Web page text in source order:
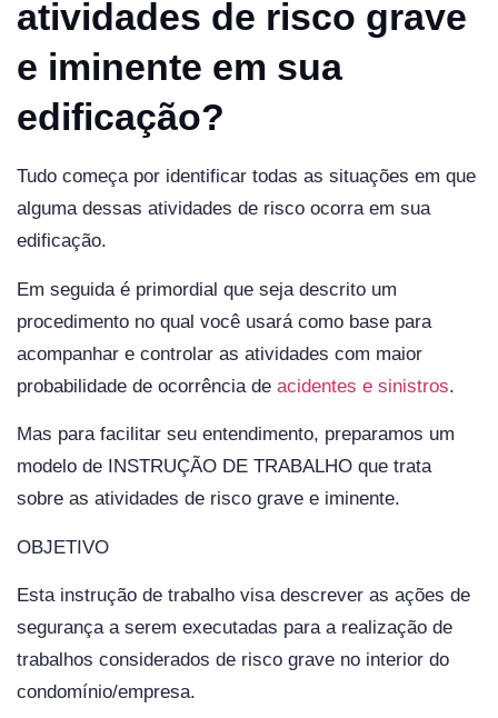
atividades de risco grave
e iminente em sua
edificação?
Tudo começa por identificar todas as situações em que
alguma dessas atividades de risco ocorra em sua
edificação.
Em seguida é primordial que seja descrito um
procedimento no qual você usará como base para
acompanhar e controlar as atividades com maior
probabilidade de ocorrência de acidentes e sinistros.
Mas para facilitar seu entendimento, preparamos um
modelo de INSTRUÇÃO DE TRABALHO que trata
sobre as atividades de risco grave e iminente.
OBJETIVO
Esta instrução de trabalho visa descrever as ações de
segurança a serem executadas para a realização de
trabalhos considerados de risco grave no interior do
condomínio/empresa.